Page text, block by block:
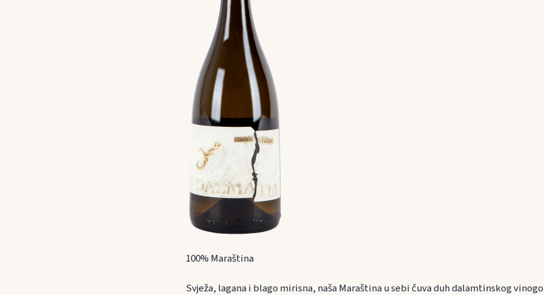
100% Maraština
Svježa, lagana i blago mirisna, naša Maraština u sebi čuva duh dalamtinskog